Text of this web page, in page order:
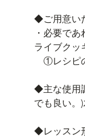
◆ご用意い
・必要であ
ライブクッ
①レシピ
◆主な使用
でも良い。
◆レッスン